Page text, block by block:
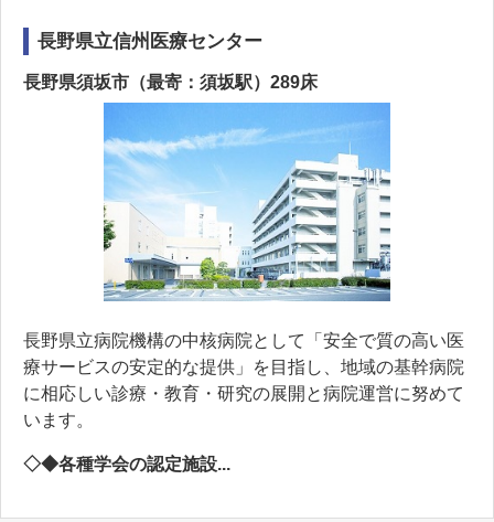
長野県立信州医療センター
長野県須坂市（最寄：須坂駅）289床
長野県立病院機構の中核病院として「安全で質の高い医
療サービスの安定的な提供」を目指し、地域の基幹病院
に相応しい診療・教育・研究の展開と病院運営に努めて
います。
◇◆各種学会の認定施設...